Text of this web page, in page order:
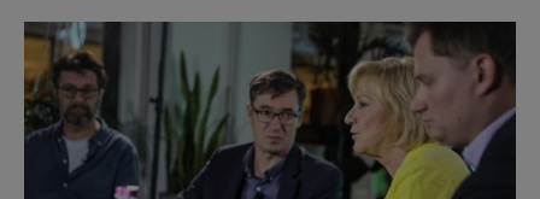
Ellensúly
Kapcsolat